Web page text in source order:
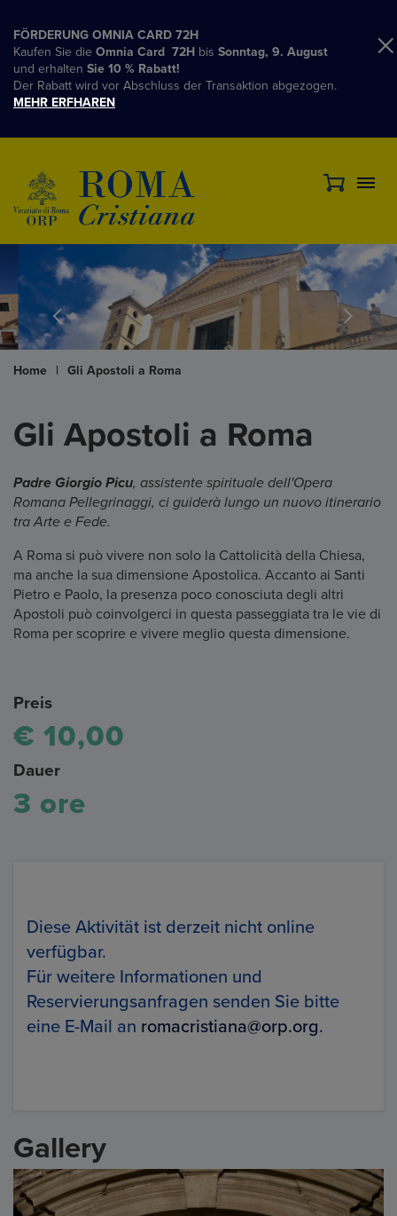
FÖRDERUNG OMNIA CARD 72H
Kaufen Sie die Omnia Card 72H bis Sonntag, 9. August
und erhalten Sie 10 % Rabatt!
Der Rabatt wird vor Abschluss der Transaktion abgezogen.
MEHR ERFHAREN
Home | Gli Apostoli a Roma
Gli Apostoli a Roma
Padre Giorgio Picu, assistente spirituale dell'Opera
Romana Pellegrinaggi, ci guiderà lungo un nuovo itinerario
tra Arte e Fede.
A Roma si può vivere non solo la Cattolicità della Chiesa,
ma anche la sua dimensione Apostolica. Accanto ai Santi
Pietro e Paolo, la presenza poco conosciuta degli altri
Apostoli può coinvolgerci in questa passeggiata tra le vie di
Roma per scoprire e vivere meglio questa dimensione.
Preis
€ 10,00
Dauer
3 ore
Diese Aktivität ist derzeit nicht online
verfügbar.
Für weitere Informationen und
Reservierungsanfragen senden Sie bitte
eine E-Mail an romacristiana@orp.org.
Gallery